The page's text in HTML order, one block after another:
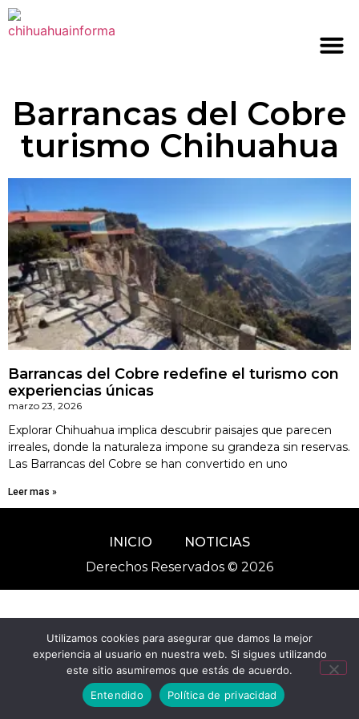
Barrancas del Cobre
turismo Chihuahua
Barrancas del Cobre redefine el turismo con
experiencias únicas
marzo 23, 2026
Explorar Chihuahua implica descubrir paisajes que parecen
irreales, donde la naturaleza impone su grandeza sin reservas.
Las Barrancas del Cobre se han convertido en uno
Leer mas »
INICIO
NOTICIAS
Derechos Reservados © 2026
Utilizamos cookies para asegurar que damos la mejor
experiencia al usuario en nuestra web. Si sigues utilizando
este sitio asumiremos que estás de acuerdo.
Entendido
Política de privacidad